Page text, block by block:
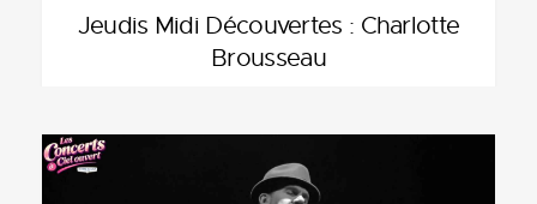
Jeudis Midi Découvertes : Charlotte
Brousseau